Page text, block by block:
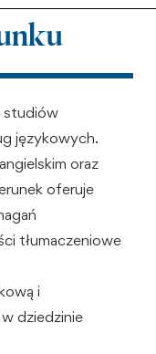
studiów
językowych.
oraz
oferuje
tłumaczeniowe
i
dziedzinie